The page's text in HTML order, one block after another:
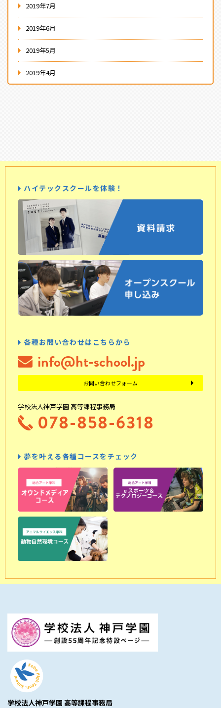
2019年7月
2019年6月
2019年5月
2019年4月
ハイテックスクールを体験！
各種お問い合わせはこちらから
info@ht-school.jp
お問い合わせフォーム
学校法人神戸学園 高等課程事務局
078-858-6318
夢を叶える各種コースをチェック
学校法人神戸学園 高等課程事務局